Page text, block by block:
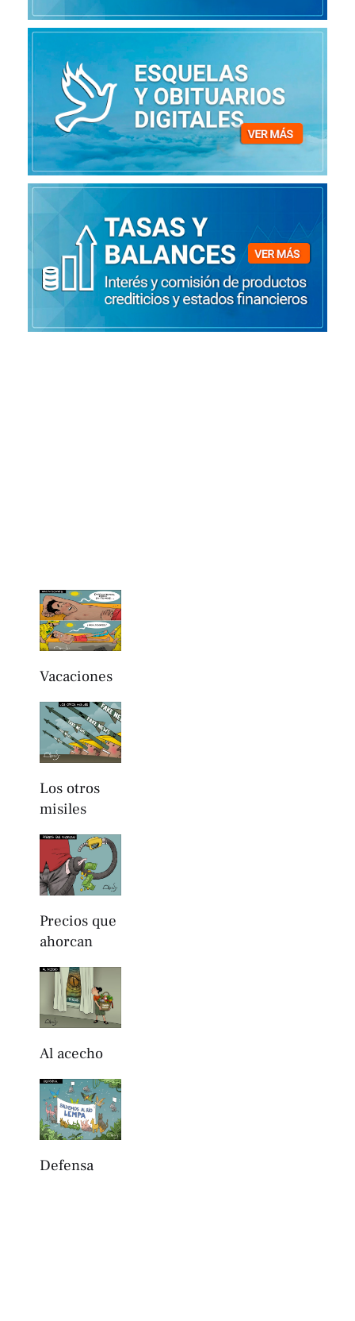
Vacaciones
Los otros
misiles
Precios que
ahorcan
Al acecho
Defensa